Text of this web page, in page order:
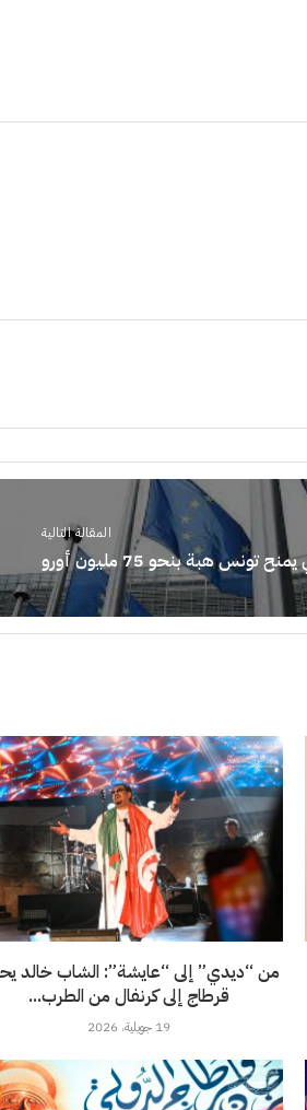
المقالة التالية
تونس هبة بنحو 75 مليون أورو
من “ديدي” إلى “عايشة”: الشاب خالد
قرطاج إلى كرنفال من الطرب...
19 جويلية، 2026